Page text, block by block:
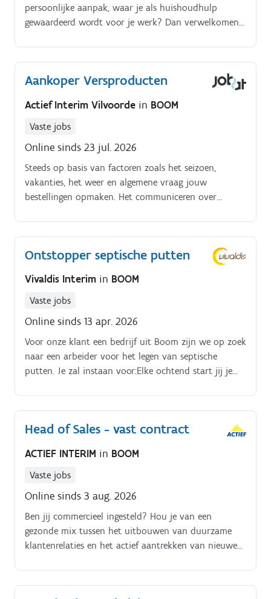
persoonlijke aanpak, waar je als huishoudhulp
gewaardeerd wordt voor je werk? Dan verwelkomen
Aankoper Versproducten
Actief Interim Vilvoorde in BOOM
Vaste jobs
Online sinds 23 jul. 2026
Steeds op basis van factoren zoals het seizoen,
vakanties, het weer en algemene vraag jouw
bestellingen opmaken. Het communiceren over
Ontstopper septische putten
Vivaldis Interim in BOOM
Vaste jobs
Online sinds 13 apr. 2026
Voor onze klant een bedrijf uit Boom zijn we op zoek
naar een arbeider voor het legen van septische
putten. Je zal instaan voor:Elke ochtend start jij je
meerijden of zelf rijden met de vrachtwagen om
beerputten te ledigen bij klanten thuis, of bedrijven.
Head of Sales - vast contract
ACTIEF INTERIM in BOOM
Vaste jobs
Online sinds 3 aug. 2026
Ben jij commercieel ingesteld? Hou je van een
gezonde mix tussen het uitbouwen van duurzame
klantenrelaties en het actief aantrekken van nieuwe